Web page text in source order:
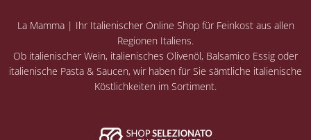
La Mamma | Ihr Italienischer Online Shop für Feinkost aus allen
Regionen Italiens.
Ob italienischer Wein, italienisches Olivenöl, Balsamico Essig oder
italienische Pasta & Saucen, wir haben für Sie sämtliche italienische
Köstlichkeiten im Sortiment.